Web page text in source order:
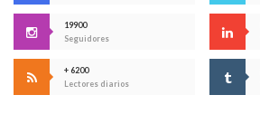
19900
Seguidores
+ 6200
Lectores diarios